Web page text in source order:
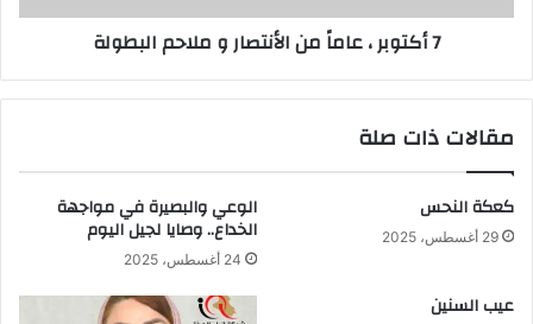
البطولة
7 أكتوبر ، عاماً من الأنتصار و ملاحم البطولة
مقالات ذات صلة
كعكة النحس
29 أغسطس، 2025
الوعي والبصيرة في مواجهة
الخداع.. وصايا لجيل اليوم
24 أغسطس، 2025
عيب السنين